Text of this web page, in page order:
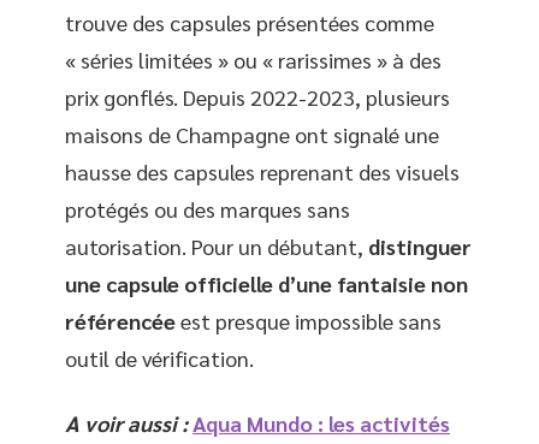
trouve des capsules présentées comme
« séries limitées » ou « rarissimes » à des
prix gonflés. Depuis 2022-2023, plusieurs
maisons de Champagne ont signalé une
hausse des capsules reprenant des visuels
protégés ou des marques sans
autorisation. Pour un débutant, distinguer
une capsule officielle d’une fantaisie non
référencéeest presque impossible sans
outil de vérification.
A voir aussi : Aqua Mundo : les activités